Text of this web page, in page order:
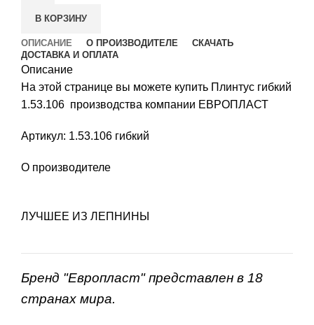
В КОРЗИНУ
ОПИСАНИЕ О ПРОИЗВОДИТЕЛЕ
СКАЧАТЬ
ДОСТАВКА И ОПЛАТА
Описание
На этой странице вы можете купить Плинтус гибкий
1.53.106 производства компании ЕВРОПЛАСТ
Артикул: 1.53.106 гибкий
О производителе
ЛУЧШЕЕ ИЗ ЛЕПНИНЫ
Бренд "Европласт" представлен в 18
странах мира.